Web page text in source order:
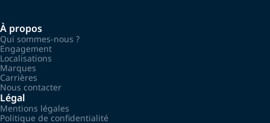
À propos
Qui sommes-nous ?
Engagement
Localisations
Marques
Carrières
Nous contacter
Légal
Mentions légales
Politique de confidentialité